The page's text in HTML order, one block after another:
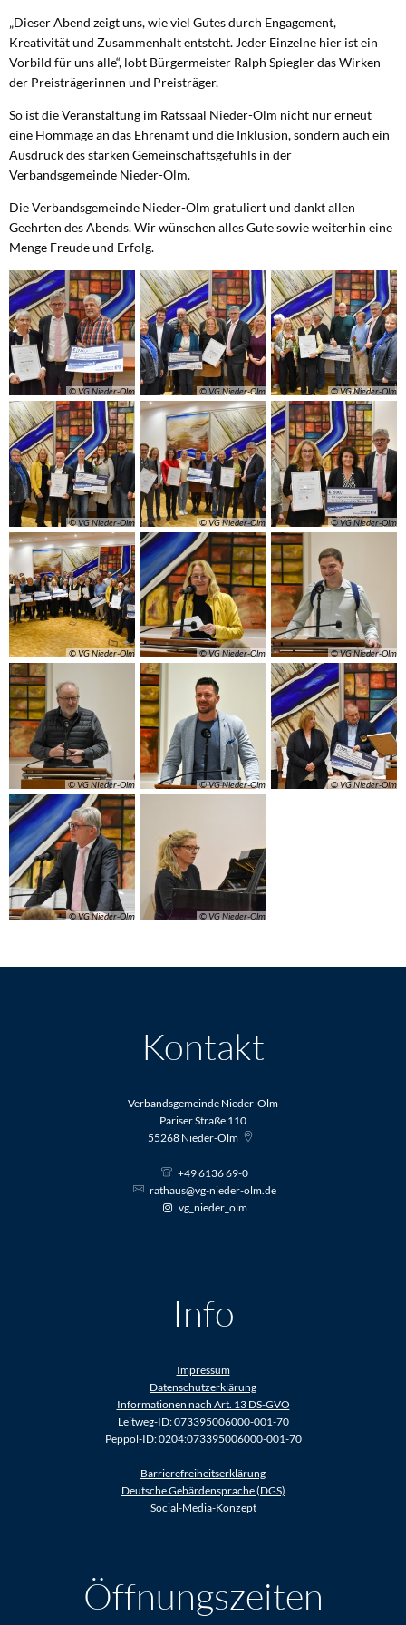
„Dieser Abend zeigt uns, wie viel Gutes durch Engagement,
Kreativität und Zusammenhalt entsteht. Jeder Einzelne hier ist ein
Vorbild für uns alle“, lobt Bürgermeister Ralph Spiegler das Wirken
der Preisträgerinnen und Preisträger.
So ist die Veranstaltung im Ratssaal Nieder-Olm nicht nur erneut
eine Hommage an das Ehrenamt und die Inklusion, sondern auch ein
Ausdruck des starken Gemeinschaftsgefühls in der
Verbandsgemeinde Nieder-Olm.
Die Verbandsgemeinde Nieder-Olm gratuliert und dankt allen
Geehrten des Abends. Wir wünschen alles Gute sowie weiterhin eine
Menge Freude und Erfolg.
© VG Nieder-Olm © VG Nieder-Olm © VG Nieder-Olm
© VG Nieder-Olm © VG Nieder-Olm © VG Nieder-Olm
© VG Nieder-Olm © VG Nieder-Olm © VG Nieder-Olm
© VG NIeder-Olm © VG Nieder-Olm © VG Nieder-Olm
© VG Nieder-Olm © VG Nieder-Olm
Kontakt
Verbandsgemeinde Nieder-Olm
Pariser Straße 110
55268 Nieder-Olm
+49 6136 69-0
rathaus@vg-nieder-olm.de
vg_nieder_olm
Info
Impressum
Datenschutzerklärung
Informationen nach Art. 13 DS-GVO
Leitweg-ID: 073395006000-001-70
Peppol-ID: 0204:073395006000-001-70
Barrierefreiheitserklärung
Deutsche Gebärdensprache (DGS)
Social-Media-Konzept
Öffnungszeiten